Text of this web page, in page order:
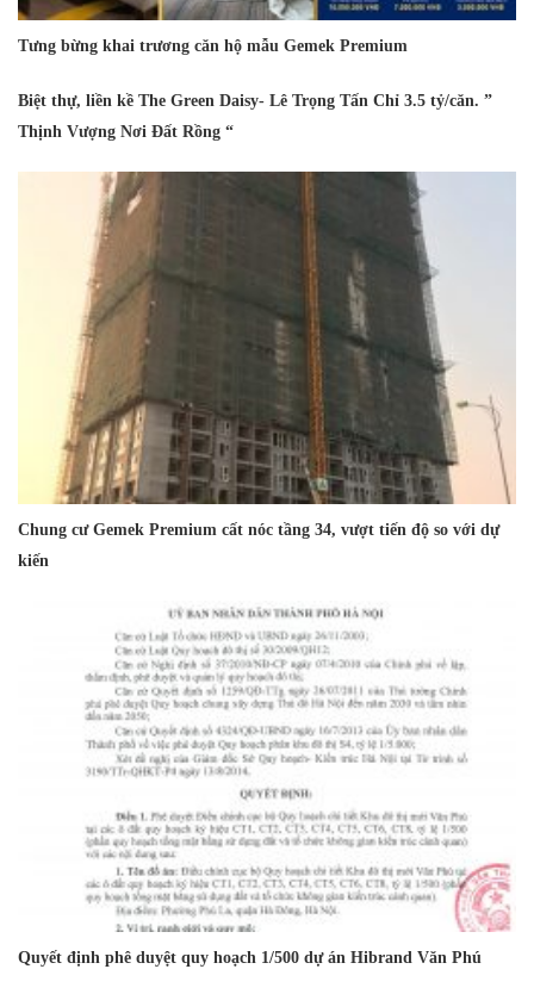
Tưng bừng khai trương căn hộ mẫu Gemek Premium
Biệt thự, liền kề The Green Daisy- Lê Trọng Tấn Chỉ 3.5 tỷ/căn. ”
Thịnh Vượng Nơi Đất Rồng “
Chung cư Gemek Premium cất nóc tầng 34, vượt tiến độ so với dự
kiến
Quyết định phê duyệt quy hoạch 1/500 dự án Hibrand Văn Phú